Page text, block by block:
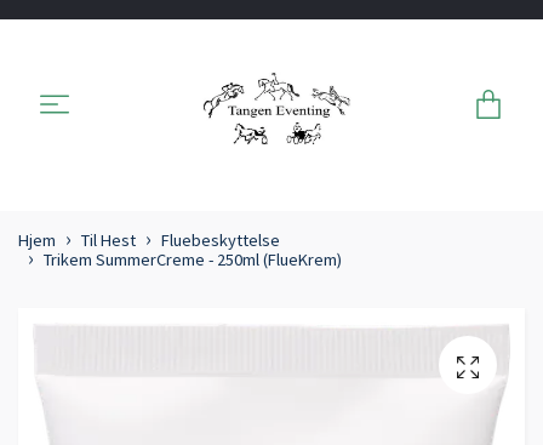
Hjem Til Hest
Fluebeskyttelse
Trikem SummerCreme - 250ml (FlueKrem)